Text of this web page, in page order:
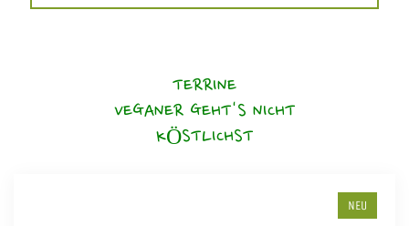
TERRINE
VEGANER GEHT'S NICHT
KÖSTLICHST
NEU